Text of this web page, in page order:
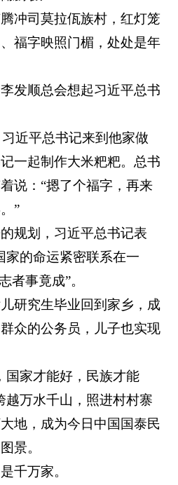
冲司莫拉佤族村，红灯笼
福字映照门楣，处处是年
发顺总会想起习近平总书
近平总书记来到他家做
一起制作大米粑粑。总书
说：“摁了个福字，再来
”
规划，习近平总书记表
家的命运紧密联系在一
者事竟成”。
研究生毕业回到家乡，成
众的公务员，儿子也实现
国家才能好，民族才能
越万水千山，照进村村寨
地，成为今日中国国泰民
景。
千万家。